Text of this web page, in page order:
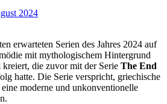
2024
erwarteten Serien des Jahres 2024 auf
mit mythologischem Hintergrund
die zuvor mit der Serie The End
hatte. Die Serie verspricht, griechische
moderne und unkonventionelle